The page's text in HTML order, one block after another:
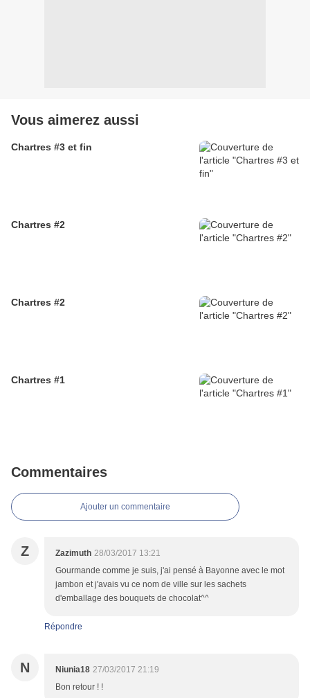
Vous aimerez aussi
Chartres #3 et fin
Chartres #2
Chartres #2
Chartres #1
Commentaires
Ajouter un commentaire
Z Zazimuth 28/03/2017 13:21
Gourmande comme je suis, j'ai pensé à Bayonne avec le mot
jambon et j'avais vu ce nom de ville sur les sachets
d'emballage des bouquets de chocolat^^
Répondre
N Niunia18 27/03/2017 21:19
Bon retour ! !